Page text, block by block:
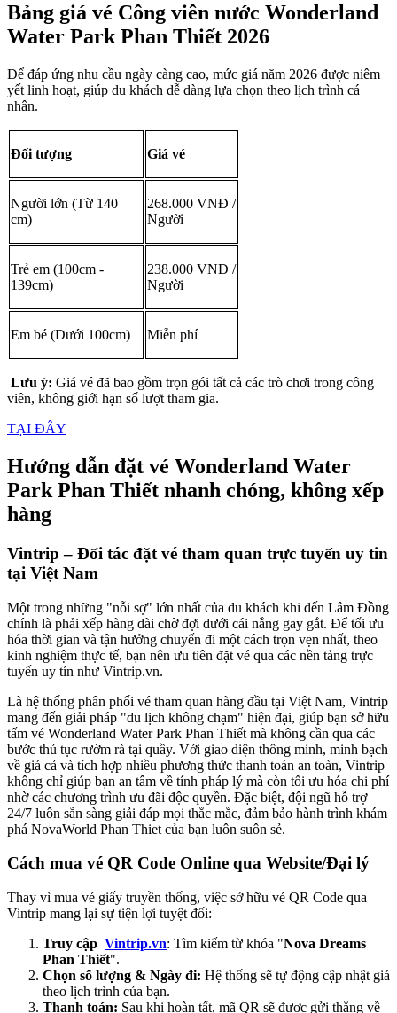
Bảng giá vé Công viên nước Wonderland
Water Park Phan Thiết 2026
Để đáp ứng nhu cầu ngày càng cao, mức giá năm 2026 được niêm
yết linh hoạt, giúp du khách dễ dàng lựa chọn theo lịch trình cá
nhân.
Đối tượng Giá vé
Người lớn (Từ 140
cm)
268.000 VNĐ /
Người
Trẻ em (100cm -
139cm)
238.000 VNĐ /
Người
Em bé (Dưới 100cm) Miễn phí
Lưu ý: Giá vé đã bao gồm trọn gói tất cả các trò chơi trong công
viên, không giới hạn số lượt tham gia.
TẠI ĐÂY
Hướng dẫn đặt vé Wonderland Water
Park Phan Thiết nhanh chóng, không xếp
hàng
Vintrip – Đối tác đặt vé tham quan trực tuyến uy tin
tại Việt Nam
Một trong những "nỗi sợ" lớn nhất của du khách khi đến Lâm Đồng
chính là phải xếp hàng dài chờ đợi dưới cái nắng gay gắt. Để tối ưu
hóa thời gian và tận hưởng chuyến đi một cách trọn vẹn nhất, theo
kinh nghiệm thực tế, bạn nên ưu tiên đặt vé qua các nền tảng trực
tuyến uy tín như Vintrip.vn.
Là hệ thống phân phối vé tham quan hàng đầu tại Việt Nam, Vintrip
mang đến giải pháp "du lịch không chạm" hiện đại, giúp bạn sở hữu
tấm vé Wonderland Water Park Phan Thiết mà không cần qua các
bước thủ tục rườm rà tại quầy. Với giao diện thông minh, minh bạch
về giá cả và tích hợp nhiều phương thức thanh toán an toàn, Vintrip
không chỉ giúp bạn an tâm về tính pháp lý mà còn tối ưu hóa chi phí
nhờ các chương trình ưu đãi độc quyền. Đặc biệt, đội ngũ hỗ trợ
24/7 luôn sẵn sàng giải đáp mọi thắc mắc, đảm bảo hành trình khám
phá NovaWorld Phan Thiet của bạn luôn suôn sẻ.
Cách mua vé QR Code Online qua Website/Đại lý
Thay vì mua vé giấy truyền thống, việc sở hữu vé QR Code qua
Vintrip mang lại sự tiện lợi tuyệt đối:
Truy cập Vintrip.vn: Tìm kiếm từ khóa "Nova Dreams
Phan Thiết".
Chọn số lượng & Ngày đi: Hệ thống sẽ tự động cập nhật giá
theo lịch trình của bạn.
Thanh toán: Sau khi hoàn tất, mã QR sẽ được gửi thẳng về